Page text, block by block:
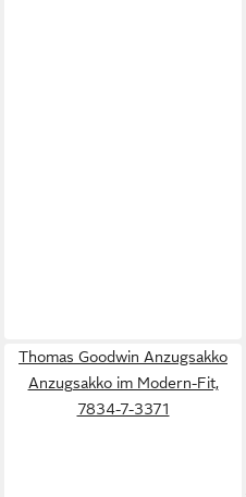
Thomas Goodwin Anzugsakko
Anzugsakko im Modern-Fit,
7834-7-3371